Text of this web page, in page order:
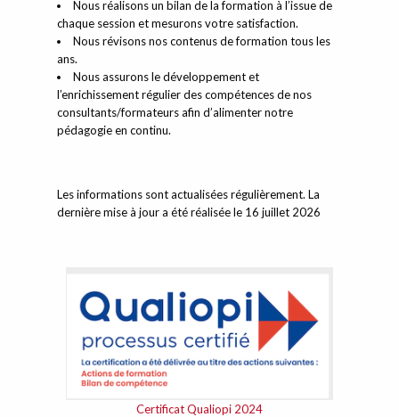
Nous réalisons un bilan de la formation à l’issue de
chaque session et mesurons votre satisfaction.
Nous révisons nos contenus de formation tous les
ans.
Nous assurons le développement et
l’enrichissement régulier des compétences de nos
consultants/formateurs afin d’alimenter notre
pédagogie en continu.
Les informations sont actualisées régulièrement. La
dernière mise à jour a été réalisée le 16 juillet 2026
Certificat Qualiopi 2024